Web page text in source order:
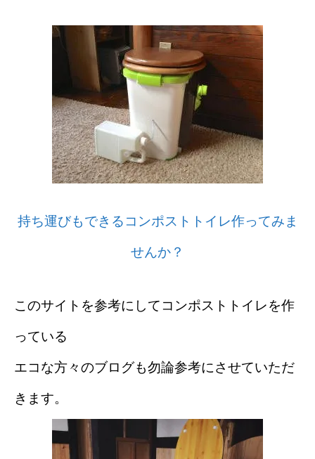
持ち運びもできるコンポストトイレ作ってみま
せんか？
このサイトを参考にしてコンポストトイレを作
っている
エコな方々のブログも勿論参考にさせていただ
きます。